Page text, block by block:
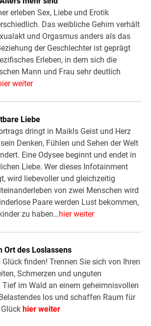
erleben Sex, Liebe und Erotik
Das weibliche Gehirn verhält
und Orgasmus anders als das
der Geschlechter ist geprägt
Erleben, in dem sich die
Mann und Frau sehr deutlich
weiter
Liebe
dringt in Maikls Geist und Herz
Denken, Fühlen und Sehen der Welt
Eine Odysee beginnt und endet in
Liebe. Wer dieses Infotainment
wird liebevoller und gleichzeitig
von zwei Menschen wird
Paare werden Lust bekommen,
zu haben…hier weiter
Ort des Loslassens
Glück finden! Trennen Sie sich von Ihren
Schmerzen und unguten
Tief im Wald an einem geheimnisvollen
los und schaffen Raum für
hier weiter